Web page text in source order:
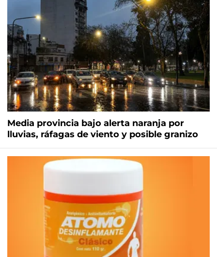
Media provincia bajo alerta naranja por
lluvias, ráfagas de viento y posible granizo